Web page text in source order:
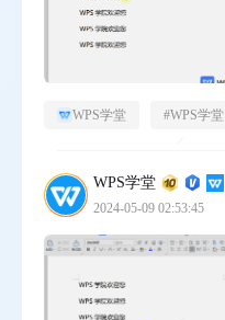
WPS学堂 #WPS学堂
WPS学堂
2024-05-09 02:53:45